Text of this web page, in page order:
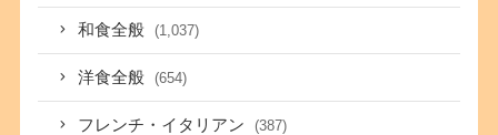
和食全般 (1,037)
洋食全般 (654)
フレンチ・イタリアン (387)